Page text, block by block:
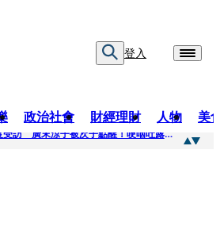
登入
政治社會 財經理財 人物 美
超速肇事停工一年首度受訪 廣末涼子被次子點醒！哽咽吐露：不再偽裝完美